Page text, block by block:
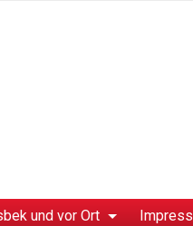
und vor Ort